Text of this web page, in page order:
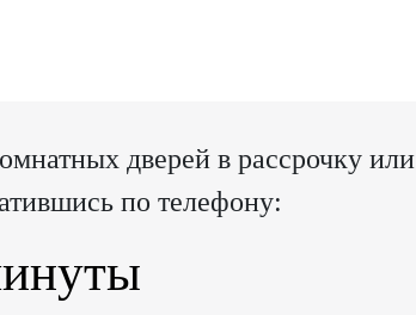
дверей в рассрочку или
по телефону: